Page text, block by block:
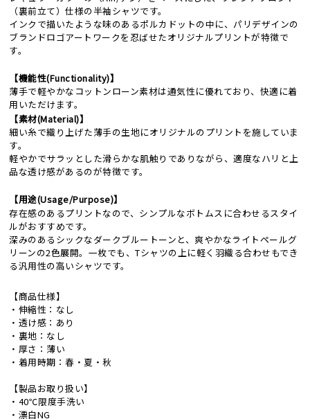
（裏前立て）仕様の半袖シャツです。
インクで描いたような味のあるポルカドットの中に、パリデザインの
ブランドロゴアートワークを忍ばせたオリジナルプリントが特徴で
す。
【機能性(Functionality)】
薄手で軽やかなコットンローン素材は通気性に優れており、快適に着
用いただけます。
【素材(Material)】
細い糸で織り上げた薄手の生地にオリジナルのプリントを施していま
す。
軽やかでサラッとした滑らかな肌触りでありながら、適度なハリと上
品な透け感があるのが特徴です。
【用途(Usage/Purpose)】
存在感のあるプリントなので、シンプルなボトムスに合わせるスタイ
ルがおすすめです。
深みのあるシックなダークブルートーンと、爽やかなライトペールグ
リーンの2色展開。一枚でも、Tシャツの上に軽く羽織る合わせもでき
る汎用性の高いシャツです。
【商品仕様】
・伸縮性：なし
・透け感：あり
・裏地：なし
・厚さ：薄い
・着用時期：春・夏・秋
【製品お取り扱い】
・40℃限度手洗い
・漂白NG